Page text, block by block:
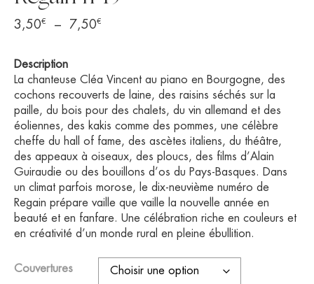
3,50€ – 7,50€
3,50€
à
7,50€
Description
La chanteuse Cléa Vincent au piano en Bourgogne, des
cochons recouverts de laine, des raisins séchés sur la
paille, du bois pour des chalets, du vin allemand et des
éoliennes, des kakis comme des pommes, une célèbre
cheffe du hall of fame, des ascètes italiens, du théâtre,
des appeaux à oiseaux, des ploucs, des films d’Alain
Guiraudie ou des bouillons d’os du Pays-Basques. Dans
un climat parfois morose, le dix-neuvième numéro de
Regain prépare vaille que vaille la nouvelle année en
beauté et en fanfare. Une célébration riche en couleurs et
en créativité d’un monde rural en pleine ébullition.
Couvertures